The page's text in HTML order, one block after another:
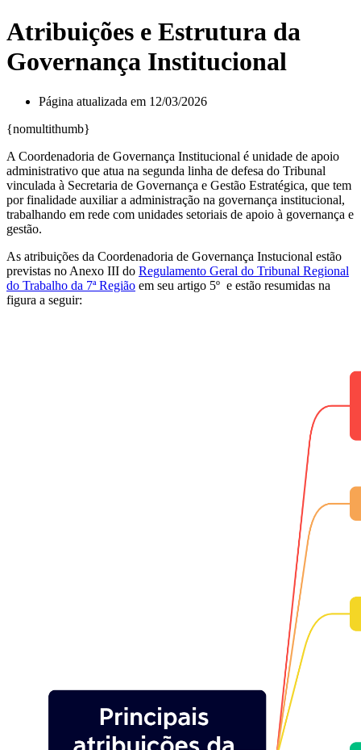
Atribuições e Estrutura da
Governança Institucional
Página atualizada em 12/03/2026
{nomultithumb}
A Coordenadoria de Governança Institucional é unidade de apoio
administrativo que atua na segunda linha de defesa do Tribunal
vinculada à Secretaria de Governança e Gestão Estratégica, que tem
por finalidade auxiliar a administração na governança institucional,
trabalhando em rede com unidades setoriais de apoio à governança e
gestão.
As atribuições da Coordenadoria de Governança Instucional estão
previstas no Anexo III do Regulamento Geral do Tribunal Regional
do Trabalho da 7ª Região em seu artigo 5º e estão resumidas na
figura a seguir: